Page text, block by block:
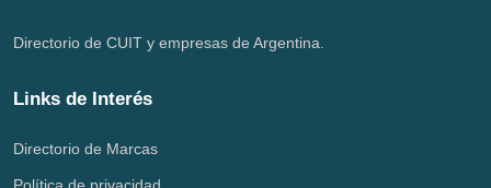
Directorio de CUIT y empresas de Argentina.
Links de Interés
Directorio de Marcas